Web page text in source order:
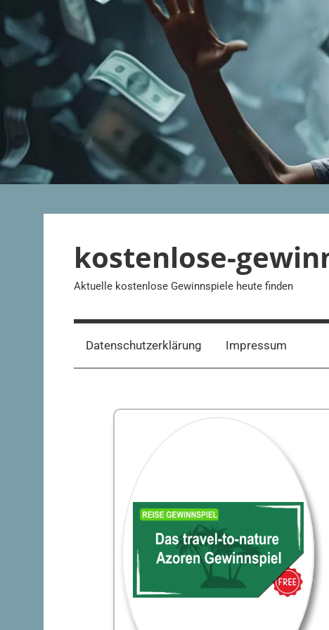
Inhalt
springen
kostenlose-
Aktuelle kostenlose Gewinnspiele heute finden
Datenschutzerklärung Impressum